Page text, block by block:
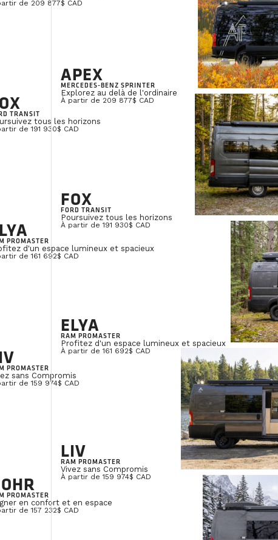
de 209 877$ CAD
TRANSIT
tous les horizons
de 191 930$ CAD
PROMASTER
d'un espace lumineux et spacieux
de 161 692$ CAD
PROMASTER
sans Compromis
de 159 974$ CAD
PROMASTER
en confort et en espace
de 157 232$ CAD
APEX
MERCEDES-BENZ SPRINTER
Explorez au delà de l'ordinaire
À partir de 209 877$ CAD
FOX
FORD TRANSIT
Poursuivez tous les horizons
À partir de 191 930$ CAD
ELYA
RAM PROMASTER
Profitez d'un espace lumineux et spacieux
À partir de 161 692$ CAD
LIV
RAM PROMASTER
Vivez sans Compromis
À partir de 159 974$ CAD